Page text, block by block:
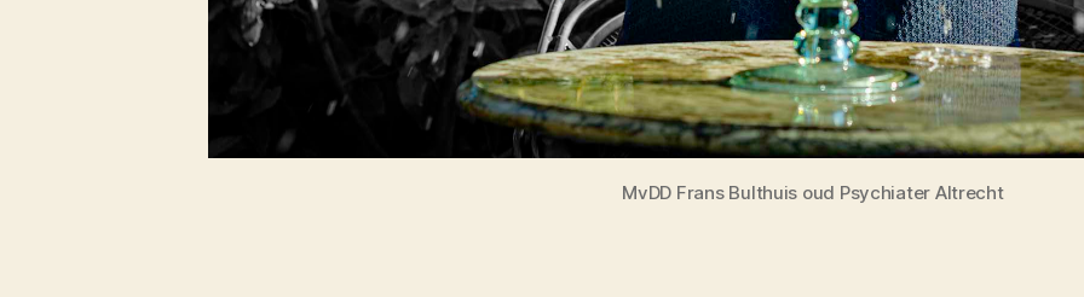
MvDD Frans Bulthuis oud Psychiater Altrecht